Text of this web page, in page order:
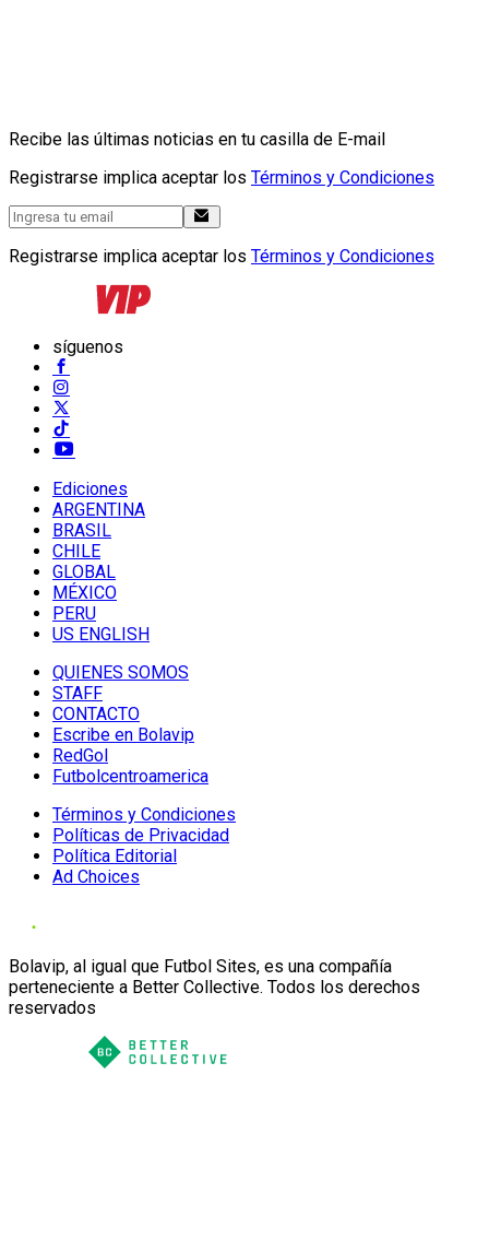
Recibe las últimas noticias en tu casilla de E-mail
Registrarse implica aceptar los Términos y Condiciones
Registrarse implica aceptar los Términos y Condiciones
síguenos
Ediciones
ARGENTINA
BRASIL
CHILE
GLOBAL
MÉXICO
PERU
US ENGLISH
QUIENES SOMOS
STAFF
CONTACTO
Escribe en Bolavip
RedGol
Futbolcentroamerica
Términos y Condiciones
Políticas de Privacidad
Política Editorial
Ad Choices
Bolavip, al igual que Futbol Sites, es una compañía
perteneciente a Better Collective. Todos los derechos
reservados